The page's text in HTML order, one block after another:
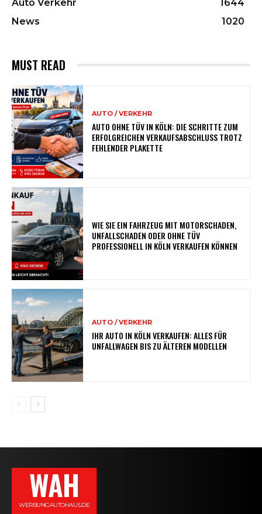
Auto Verkehr
1644
News
1020
MUST READ
AUTO / VERKEHR
AUTO OHNE TÜV IN KÖLN: DIE SCHRITTE ZUM
ERFOLGREICHEN VERKAUFSABSCHLUSS TROTZ
FEHLENDER PLAKETTE
WIE SIE EIN FAHRZEUG MIT MOTORSCHADEN,
UNFALLSCHADEN ODER OHNE TÜV
PROFESSIONELL IN KÖLN VERKAUFEN KÖNNEN
AUTO / VERKEHR
IHR AUTO IN KÖLN VERKAUFEN: ALLES FÜR
UNFALLWAGEN BIS ZU ÄLTEREN MODELLEN
WAH
WERBUNGAUTOHAUS.DE